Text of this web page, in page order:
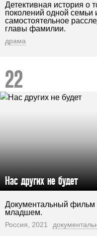
Детективная история о
поколений одной семьи
самостоятельное
главы фамилии.
драма
Нас других не будет
Документальный фильм
младшем.
Россия, 2021